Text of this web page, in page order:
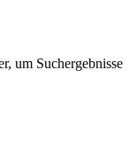
um Suchergebnisse